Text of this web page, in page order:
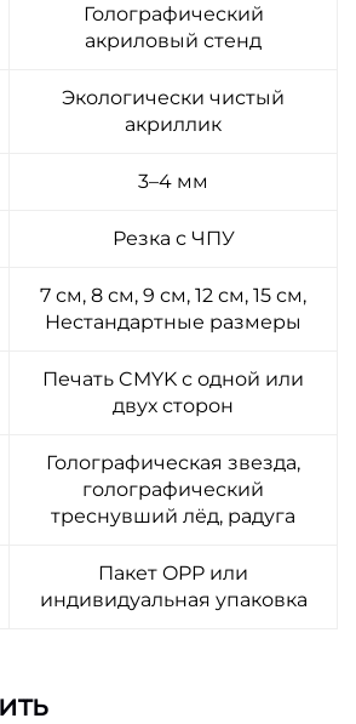
Голографический
акриловый стенд
Экологически чистый
акриллик
3–4 мм
Резка с ЧПУ
7 см, 8 см, 9 см, 12 см, 15 см,
Нестандартные размеры
Печать CMYK с одной или
двух сторон
Голографическая звезда,
голографический
треснувший лёд, радуга
Пакет OPP или
индивидуальная упаковка